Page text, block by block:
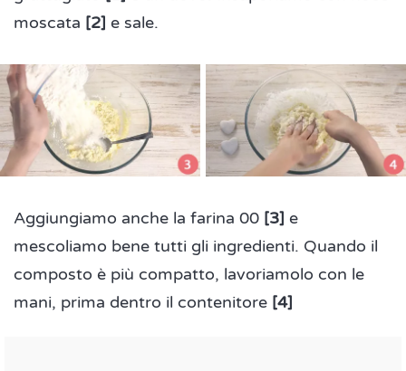
moscata [2] e sale.
Aggiungiamo anche la farina 00 [3] e
mescoliamo bene tutti gli ingredienti. Quando il
composto è più compatto, lavoriamolo con le
mani, prima dentro il contenitore [4]